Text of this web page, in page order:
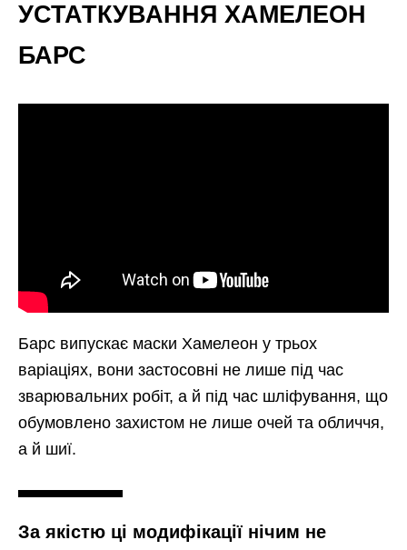
УСТАТКУВАННЯ ХАМЕЛЕОН
БАРС
Барс випускає маски Хамелеон у трьох
варіаціях, вони застосовні не лише під час
зварювальних робіт, а й під час шліфування, що
обумовлено захистом не лише очей та обличчя,
а й шиї.
За якістю ці модифікації нічим не